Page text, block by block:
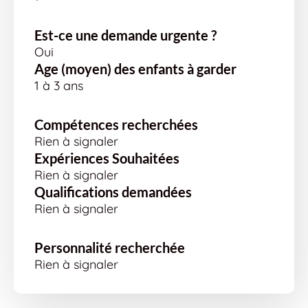
Est-ce une demande urgente ?
Oui
Age (moyen) des enfants à garder
1 à 3 ans
Compétences recherchées
Rien à signaler
Expériences Souhaitées
Rien à signaler
Qualifications demandées
Rien à signaler
Personnalité recherchée
Rien à signaler